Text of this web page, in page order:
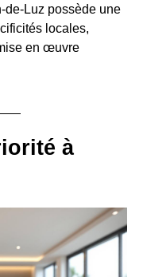
de-Luz possède une
locales,
en œuvre
à